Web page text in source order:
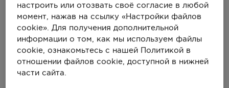
ООО "Медси-Пермь"
Город
Пермь
Контактный теллефон ЛПУ для записи на
настроить или отозвать своё согласие в любой
момент, нажав на ссылку «Настройки файлов
cookie». Для получения дополнительной
информации о том, как мы используем файлы
cookie, ознакомьтесь с нашей Политикой в
отношении файлов cookie, доступной в нижней
части сайта.